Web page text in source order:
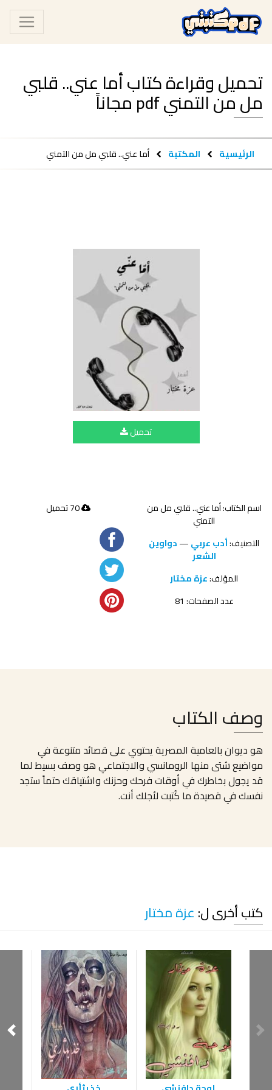
تحميل وقراءة كتاب أما عني.. قلبي
مل من التمني pdf مجاناً
الرئيسية المكتبة أما عني.. قلبي مل من التمني
تحميل
اسم الكتاب: أما عني.. قلبي مل من
التمني
التصنيف:أدب عربي—دواوين
الشعر
المؤلف:عزة مختار
عدد الصفحات: 81
70 تحميل
وصف الكتاب
هو ديوان بالعامية المصرية يحتوي على قصائد متنوعة في
مواضيع شتى منها الرومانسي والاجتماعي هو وصف بسيط لما
قد يجول بخاطرك في أوقات فرحك وحزنك واشتياقك حتماً ستجد
نفسك في قصيدة ما كُتبت لأجلك أنت.
كتب أخرى ل: عزة مختار